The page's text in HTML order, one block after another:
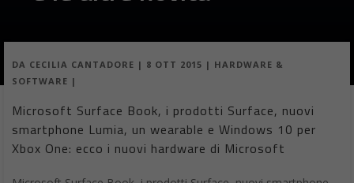
DA CECILIA CANTADORE | 8 OTT 2015 | HARDWARE &
SOFTWARE |
Microsoft Surface Book, i prodotti Surface, nuovi
smartphone Lumia, un wearable e Windows 10 per
Xbox One: ecco i nuovi hardware di Microsoft